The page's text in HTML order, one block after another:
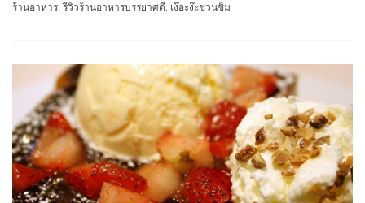
ร้านอาหาร,รีวิวร้านอาหารบรรยาศดี, เง๊อะง๊ะชวนชิม